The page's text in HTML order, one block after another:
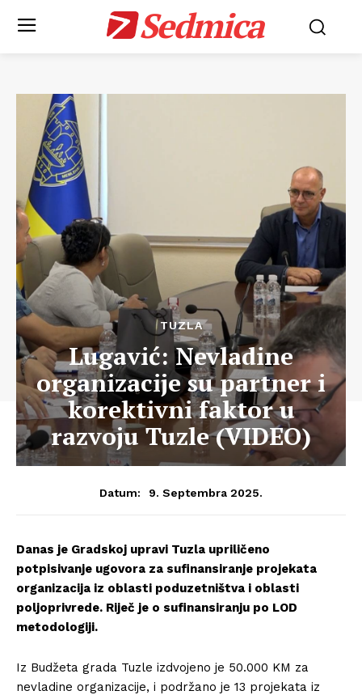
Sedmica
TUZLA
Lugavić: Nevladine
organizacije su partner i
korektivni faktor u
razvoju Tuzle (VIDEO)
Datum: 9. Septembra 2025.
Danas je Gradskoj upravi Tuzla upriličeno
potpisivanje ugovora za sufinansiranje projekata
organizacija iz oblasti poduzetništva i oblasti
poljoprivrede. Riječ je o sufinansiranju po LOD
metodologiji.
Iz Budžeta grada Tuzle izdvojeno je 50.000 KM za
nevladine organizacije, i podržano je 13 projekata iz